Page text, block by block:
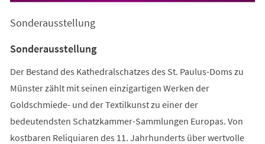
neuen
Sonderausstellung
Sonderausstellung
Der Bestand des Kathedralschatzes des St. Paulus-Doms zu
Münster zählt mit seinen einzigartigen Werken der
Goldschmiede- und der Textilkunst zu einer der
bedeutendsten Schatzkammer-Sammlungen Europas. Von
kostbaren Reliquiaren des 11. Jahrhunderts über wertvolle